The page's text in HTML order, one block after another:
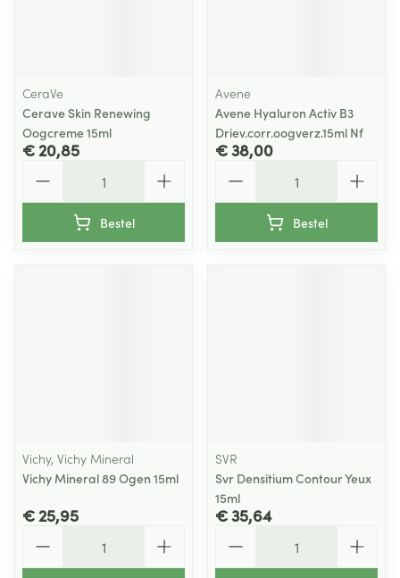
CeraVe
Cerave Skin Renewing
Oogcreme 15ml
€ 20,85
Bestel
Avene
Avene Hyaluron Activ B3
Driev.corr.oogverz.15ml Nf
€ 38,00
Bestel
Vichy, Vichy Mineral
Vichy Mineral 89 Ogen 15ml
€ 25,95
SVR
Svr Densitium Contour Yeux
15ml
€ 35,64